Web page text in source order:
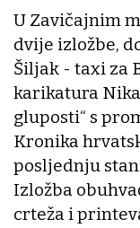
U Zavičajnim
dvije izložbe,
Šiljak - taxi za
karikatura
gluposti“ s
Kronika
posljednju
Izložba
crteža i